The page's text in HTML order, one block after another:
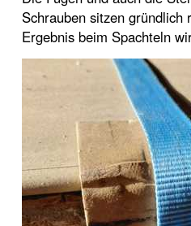
Schrauben sitzen gründlich
Ergebnis beim Spachteln